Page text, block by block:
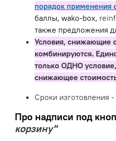
порядок применения
баллы, wako-box,
также предложения
Условия, снижающие
комбинируются.
только ОДНО
снижающее
Сроки изготовления -
Про надписи под
корзину"